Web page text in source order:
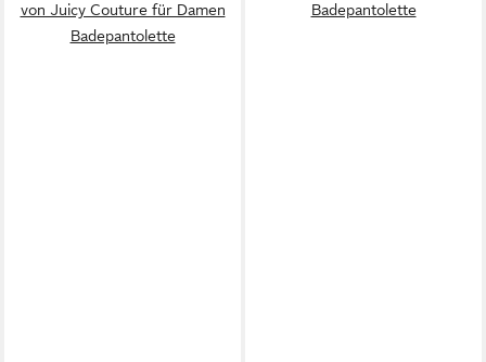
von Juicy Couture für Damen
Badepantolette
Badepantolette